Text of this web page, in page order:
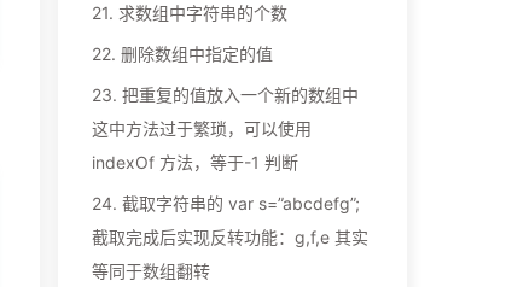
21. 求数组中字符串的个数
22. 删除数组中指定的值
23. 把重复的值放入一个新的数组中
这中方法过于繁琐，可以使用
indexOf 方法，等于-1 判断
24. 截取字符串的 var s=”abcdefg”;
截取完成后实现反转功能：g,f,e 其实
等同于数组翻转